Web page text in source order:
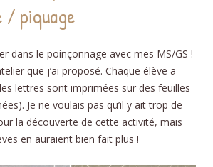
/ piquage
dans le poinçonnage avec mes MS/GS !
que j’ai proposé. Chaque élève a
lettres sont imprimées sur des feuilles
Je ne voulais pas qu’il y ait trop de
la découverte de cette activité, mais
en auraient bien fait plus !